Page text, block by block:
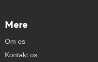
Mere
Om os
Kontakt os